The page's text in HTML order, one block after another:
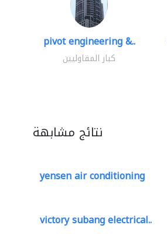
pivot engineering &..
كبار المقاوليين
نتائج مشابهة
yensen air conditioning
victory subang electrical..